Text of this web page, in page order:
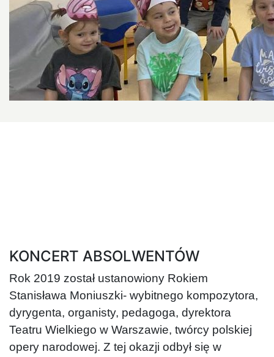
KONCERT ABSOLWENTÓW
Rok 2019 został ustanowiony Rokiem
Stanisława Moniuszki- wybitnego kompozytora,
dyrygenta, organisty, pedagoga, dyrektora
Teatru Wielkiego w Warszawie, twórcy polskiej
opery narodowej. Z tej okazji odbył się w